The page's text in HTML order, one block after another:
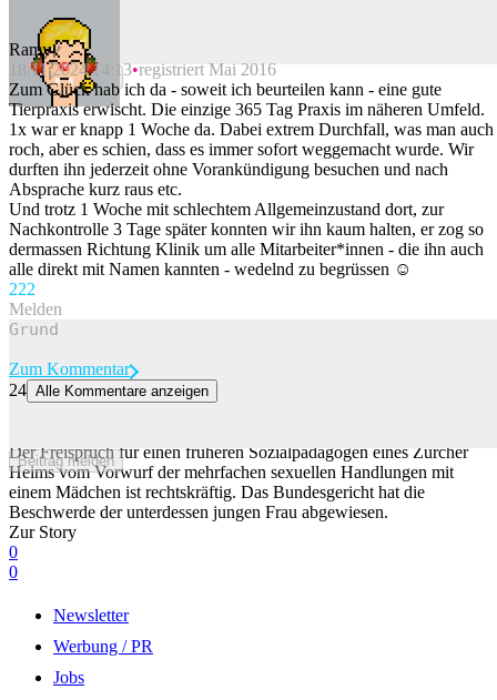
Beitrag melden
Ramy
18.11.2024 14:13 registriert Mai 2016
Zum Glück hab ich da - soweit ich beurteilen kann - eine gute
Tierpraxis erwischt. Die einzige 365 Tag Praxis im näheren Umfeld.
1x war er knapp 1 Woche da. Dabei extrem Durchfall, was man auch
roch, aber es schien, dass es immer sofort weggemacht wurde. Wir
durften ihn jederzeit ohne Vorankündigung besuchen und nach
Absprache kurz raus etc.
Und trotz 1 Woche mit schlechtem Allgemeinzustand dort, zur
Nachkontrolle 3 Tage später konnten wir ihn kaum halten, er zog so
dermassen Richtung Klinik um alle Mitarbeiter*innen - die ihn auch
alle direkt mit Namen kannten - wedelnd zu begrüssen ☺️
222
Melden
Beitrag melden
Zum Kommentar
24 Alle Kommentare anzeigen
Der Freispruch für einen früheren Sozialpädagogen eines Zürcher
Heims vom Vorwurf der mehrfachen sexuellen Handlungen mit
einem Mädchen ist rechtskräftig. Das Bundesgericht hat die
Beschwerde der unterdessen jungen Frau abgewiesen.
Zur Story
0
0
Newsletter
Werbung / PR
Jobs